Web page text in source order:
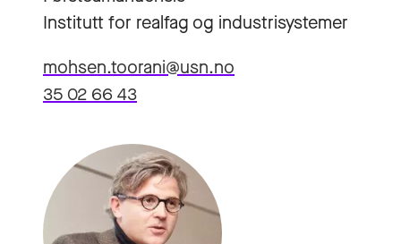
Institutt for realfag og industrisystemer
mohsen.toorani@usn.no
35 02 66 43